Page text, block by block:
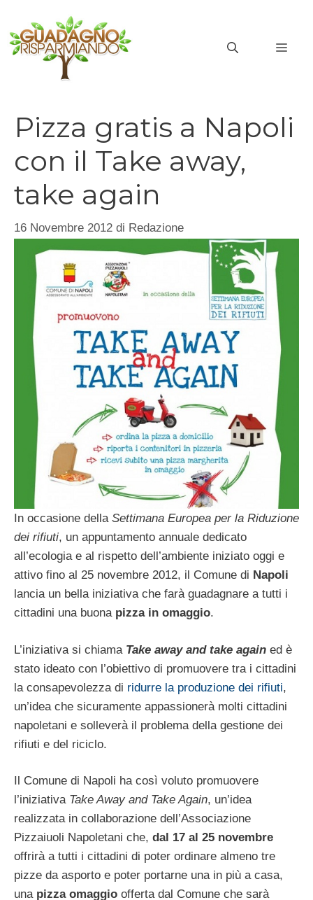
contenuto
Pizza gratis a Napoli
con il Take away,
take again
16 Novembre 2012 di Redazione
In occasione della Settimana Europea per la Riduzione
dei rifiuti, un appuntamento annuale dedicato
all’ecologia e al rispetto dell’ambiente iniziato oggi e
attivo fino al 25 novembre 2012, il Comune di Napoli
lancia un bella iniziativa che farà guadagnare a tutti i
cittadini una buona pizza in omaggio.
L’iniziativa si chiama Take away and take again ed è
stato ideato con l’obiettivo di promuovere tra i cittadini
la consapevolezza di ridurre la produzione dei rifiuti,
un’idea che sicuramente appassionerà molti cittadini
napoletani e solleverà il problema della gestione dei
rifiuti e del riciclo.
Il Comune di Napoli ha così voluto promuovere
l’iniziativa Take Away and Take Again, un’idea
realizzata in collaborazione dell’Associazione
Pizzaiuoli Napoletani che, dal 17 al 25 novembre
offrirà a tutti i cittadini di poter ordinare almeno tre
pizze da asporto e poter portarne una in più a casa,
una pizza omaggio offerta dal Comune che sarà